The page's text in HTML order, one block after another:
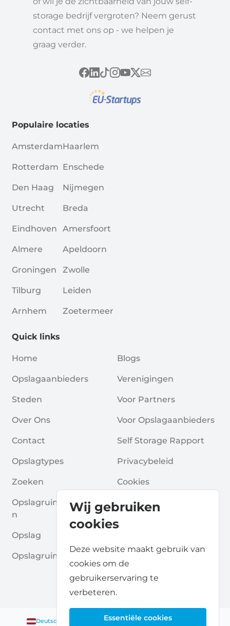
Wij gebruiken
cookies
Deze website maakt gebruik van
cookies om de
gebruikerservaring te
verbeteren.
Essentiële cookies
storage bedrijf vergroten? Neem gerust
contact met ons op - we helpen je
graag verder.
Populaire locaties
Amsterdam
Rotterdam
Den Haag
Utrecht
Eindhoven
Almere
Groningen
Tilburg
Arnhem
Haarlem
Enschede
Nijmegen
Breda
Amersfoort
Apeldoorn
Zwolle
Leiden
Zoetermeer
Quick links
Home
Opslagaanbieders
Steden
Over Ons
Contact
Opslagtypes
Zoeken
Opslagruimte Aanvrage
N
Opslag
Opslagruimte Gidsen
Blogs
Verenigingen
Voor Partners
Voor Opslagaanbieders
Self Storage Rapport
Privacybeleid
Cookies
Algemene Voorwaarde
Deutsch Nederlands|Français|English